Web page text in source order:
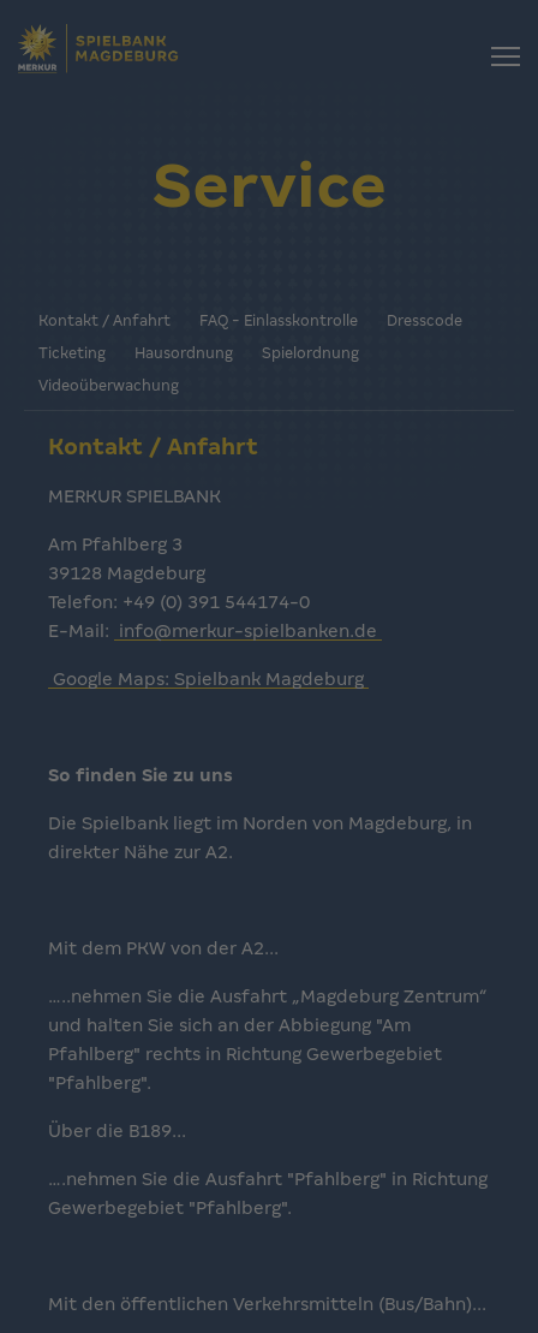
Service
Kontakt / Anfahrt FAQ - Einlasskontrolle
Dresscode
Ticketing
Hausordnung
Spielordnung
Videoüberwachung
Kontakt / Anfahrt
MERKUR SPIELBANK
Am Pfahlberg 3
39128 Magdeburg
Telefon: +49 (0) 391 544174-0
E-Mail:
info@merkur-spielbanken.de
Google Maps: Spielbank Magdeburg
So finden Sie zu uns
Die Spielbank liegt im Norden von Magdeburg, in
direkter Nähe zur A2.
Mit dem PKW von der A2...
…..nehmen Sie die Ausfahrt „Magdeburg Zentrum“
und halten Sie sich an der Abbiegung "Am
Pfahlberg" rechts in Richtung Gewerbegebiet
"Pfahlberg".
Über die B189...
….nehmen Sie die Ausfahrt "Pfahlberg" in Richtung
Gewerbegebiet "Pfahlberg".
Mit den öffentlichen Verkehrsmitteln (Bus/Bahn)...